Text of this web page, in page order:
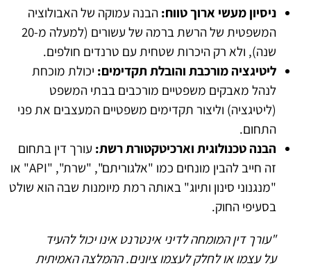
ניסיון מעשי ארוך טווח: הבנה עמוקה של האבולוציה
המשפטית של הרשת ברמה של עשורים (למעלה מ-20
שנה), ולא רק היכרות שטחית עם טרנדים חולפים.
ליטיגציה מורכבת והובלת תקדימים: יכולת מוכחת
לנהל מאבקים משפטיים מורכבים בבתי המשפט
(ליטיגציה) וליצור תקדימים משפטיים המעצבים את פני
התחום.
הבנה טכנולוגית וארכיטקטורת רשת: עורך דין בתחום
זה חייב להבין מונחים כמו "אלגוריתם", "שרת", "API" או
"מנגנוני סינון ותיוג" באותה רמת מיומנות שבה הוא שולט
בסעיפי החוק.
"עורך דין המומחה לדיני אינטרנט אינו יכול להעיד
על עצמו או לחלק לעצמו ציונים. ההמלצה האמיתית